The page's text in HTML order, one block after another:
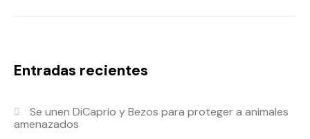
Entradas recientes
Se unen DiCaprio y Bezos para proteger a animales
amenazados